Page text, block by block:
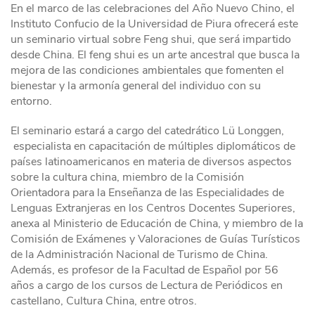
En el marco de las celebraciones del Año Nuevo Chino, el
Instituto Confucio de la Universidad de Piura ofrecerá este
un seminario virtual sobre Feng shui, que será impartido
desde China. El feng shui es un arte ancestral que busca la
mejora de las condiciones ambientales que fomenten el
bienestar y la armonía general del individuo con su
entorno.
El seminario estará a cargo del catedrático Lü Longgen,
especialista en capacitación de múltiples diplomáticos de
países latinoamericanos en materia de diversos aspectos
sobre la cultura china, miembro de la Comisión
Orientadora para la Enseñanza de las Especialidades de
Lenguas Extranjeras en los Centros Docentes Superiores,
anexa al Ministerio de Educación de China, y miembro de la
Comisión de Exámenes y Valoraciones de Guías Turísticos
de la Administración Nacional de Turismo de China.
Además, es profesor de la Facultad de Español por 56
años a cargo de los cursos de Lectura de Periódicos en
castellano, Cultura China, entre otros.